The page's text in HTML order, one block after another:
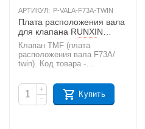
АРТИКУЛ: P-VALA-F73A-TWIN
Плата расположения вала
для клапана RUNXIN
TMF73A twin
Клапан TMF (плата
расположения вала F73A/
twin). Код товара -
+
−
Купить